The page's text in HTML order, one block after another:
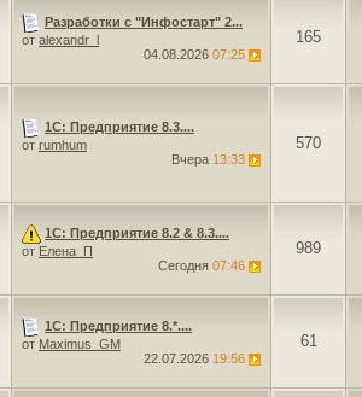
Разработки с "Инфостарт" 2...
от alexandr_l
04.08.2026 07:25
165
1С: Предприятие 8.3....
от rumhum
Вчера 13:33
570
1С: Предприятие 8.2 & 8.3....
от Елена_П
Сегодня 07:46
989
1С: Предприятие 8.*....
от Maximus_GM
22.07.2026 19:56
61